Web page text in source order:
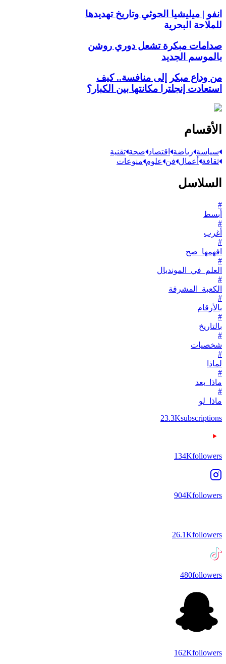
انفو | ميليشيا الحوثي وتاريخ تهديدها
للملاحة البحرية
صدامات مبكرة تشعل دوري روشن
بالموسم الجديد
من وداع مبكر إلى منافسة.. كيف
استعادت إنجلترا مكانتها بين الكبار؟
الأقسام
سياسة رياضة اقتصاد صحة تقنية
ثقافة أعمال فن علوم منوعات
السلاسل
#
أبسط
#
أغرب
#
افهمها_صح
#
العلم_في_المونديال
#
الكعبة_المشرفة
#
بالأرقام
#
بالتاريخ
#
شخصيات
#
لماذا
#
ماذا_بعد
#
ماذا_لو
23.3Ksubscriptions
134Kfollowers
904Kfollowers
26.1Kfollowers
480followers
162Kfollowers